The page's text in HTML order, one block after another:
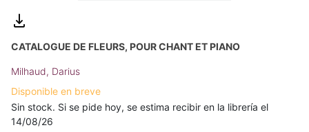
CATALOGUE DE FLEURS, POUR CHANT ET PIANO
Milhaud, Darius
Disponible en breve
Sin stock. Si se pide hoy, se estima recibir en la librería el
14/08/26